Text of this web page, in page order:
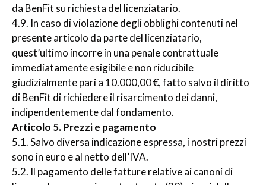
da BenFit su richiesta del licenziatario.
4.9. In caso di violazione degli obblighi contenuti nel
presente articolo da parte del licenziatario,
quest’ultimo incorre in una penale contrattuale
immediatamente esigibile e non riducibile
giudizialmente pari a 10.000,00 €, fatto salvo il diritto
di BenFit di richiedere il risarcimento dei danni,
indipendentemente dal fondamento.
Articolo 5. Prezzi e pagamento
5.1. Salvo diversa indicazione espressa, i nostri prezzi
sono in euro e al netto dell’IVA.
5.2. Il pagamento delle fatture relative ai canoni di